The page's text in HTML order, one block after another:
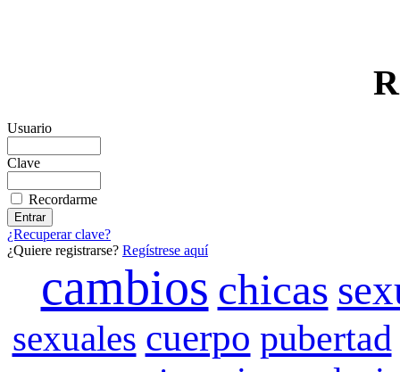
Usuario
Clave
Recordarme
¿Recuperar clave?
¿Quiere registrarse? Regístrese aquí
cambios chicas
sexuales cuerpo pubertad